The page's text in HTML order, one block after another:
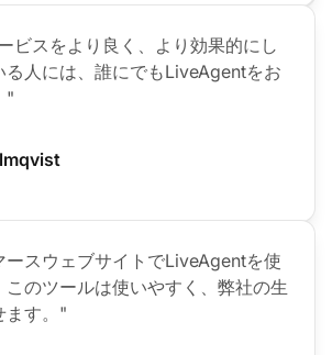
ビスをより良く、より効果的にし
る人には、誰にでもLiveAgentをお
"
ースウェブサイトでLiveAgentを使
このツールは使いやすく、弊社の生
ます。"